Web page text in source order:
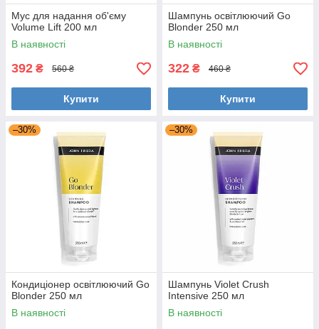
Мус для надання об'єму
Volume Lift 200 мл
В наявності
392 ₴ 560 ₴
Купити
Шампунь освітлюючий Go
Blonder 250 мл
В наявності
322 ₴ 460 ₴
Купити
–30%
Кондиціонер освітлюючий Go
Blonder 250 мл
В наявності
–30%
Шампунь Violet Crush
Intensive 250 мл
В наявності